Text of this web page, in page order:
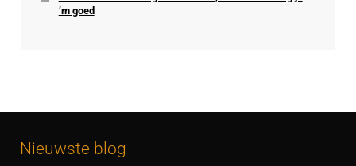
’m goed
Nieuwste blog